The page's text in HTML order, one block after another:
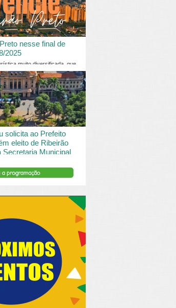
INSERIR DESCRIÇÃO DO POST/PAGINAS
nesse final de
2025
muito diversificada, que
à contemplação de
solicita ao Prefeito
eleito de Ribeirão
Secretaria Municipal
Convention & Visitors Bureau